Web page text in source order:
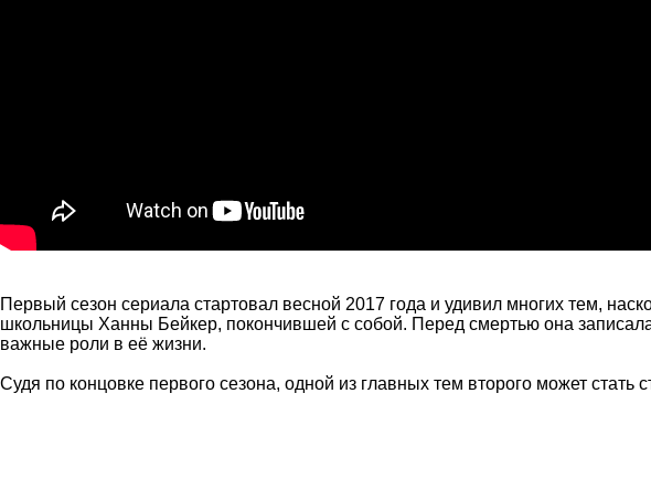
Первый сезон сериала стартовал весной 2017 года и удивил многих тем,
школьницы Ханны Бейкер, покончившей с собой. Перед смертью она
важные роли в её жизни.
Судя по концовке первого сезона, одной из главных тем второго может